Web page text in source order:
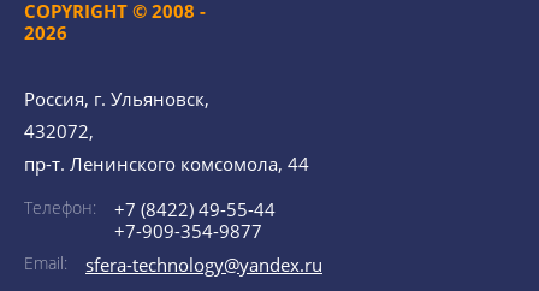
COPYRIGHT © 2008 -
2026
Россия, г. Ульяновск,
432072,
пр-т. Ленинского комсомола, 44
Телефон:
+7 (8422) 49-55-44
+7-909-354-9877
Email: sfera-technology@yandex.ru